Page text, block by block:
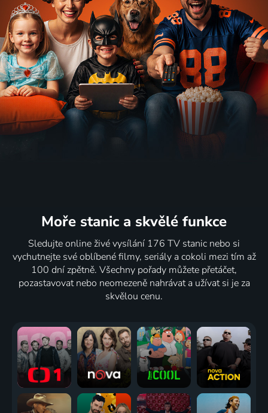
Moře stanic a skvělé funkce
Sledujte online živé vysílání 176 TV stanic nebo si
vychutnejte své oblíbené filmy, seriály a cokoli mezi tím až
100 dní zpětně. Všechny pořady můžete přetáčet,
pozastavovat nebo neomezeně nahrávat a užívat si je za
skvělou cenu.